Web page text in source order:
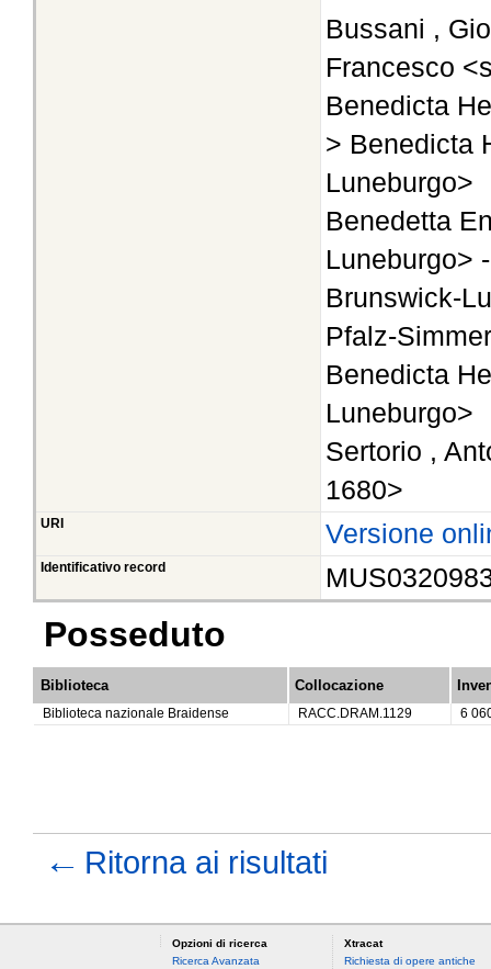
Bussani ,
Francesco
Benedicta
> Benedicta
Luneburgo>
Benedetta
Luneburgo>
Brunswick-
Pfalz-
Benedicta
Luneburgo>
Sertorio ,
1680>
URI Versione
Identificativo record
Posseduto
Biblioteca Collocazione
Biblioteca nazionale Braidense RACC.DRAM.1129 6
← Ritorna ai risultati
Opzioni di ricerca
Ricerca Avanzata
Xtracat
Richiesta di opere antiche